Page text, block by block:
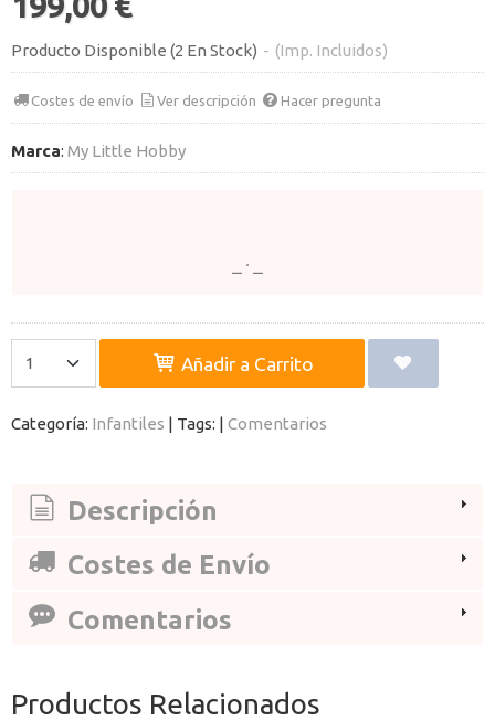
Producto Disponible (2 En Stock) - (Imp. Incluidos)
Costes de envío Ver descripción Hacer pregunta
Marca: My Little Hobby
Añadir a Carrito
Categoría: Infantiles | Tags: | Comentarios
Descripción
Costes de Envío
Comentarios
Productos Relacionados